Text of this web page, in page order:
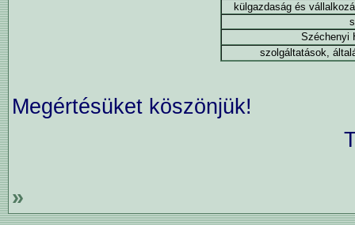
külgazdaság és
Széchenyi
szolgáltatások,
Megértésüket köszönjük!
»